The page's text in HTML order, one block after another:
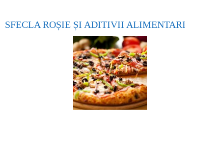
SFECLA ROȘIE ȘI ADITIVII ALIMENTARI